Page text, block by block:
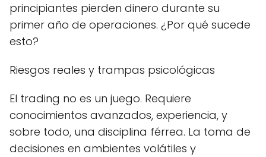
principiantes pierden dinero durante su
primer año de operaciones. ¿Por qué sucede
esto?
Riesgos reales y trampas psicológicas
El trading no es un juego. Requiere
conocimientos avanzados, experiencia, y
sobre todo, una disciplina férrea. La toma de
decisiones en ambientes volátiles y